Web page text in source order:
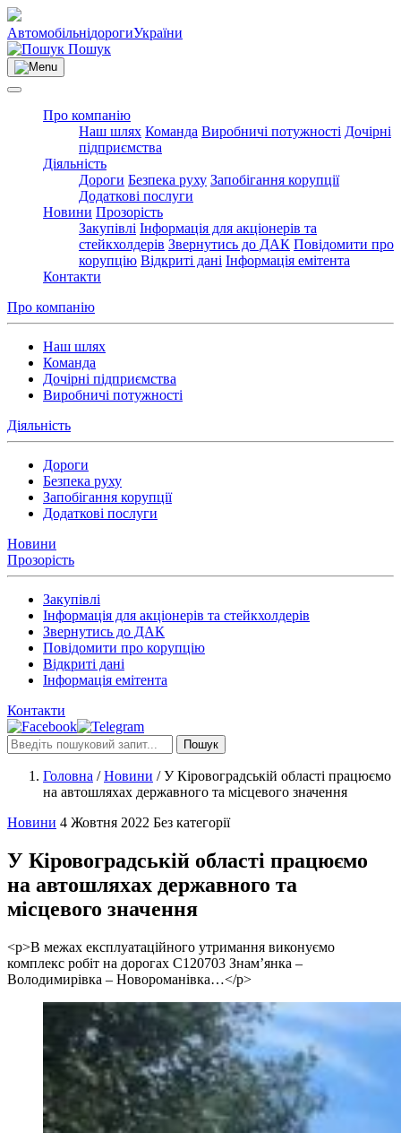
АвтомобільнідорогиУкраїни
Пошук
Про компанію
Наш шлях Команда Виробничі потужності Дочірні
підприємства
Діяльність
Дороги Безпека руху Запобігання корупції
Додаткові послуги
Новини Прозорість
Закупівлі Інформація для акціонерів та
стейкхолдерів Звернутись до ДАК Повідомити про
корупцію Відкриті дані Інформація емітента
Контакти
Про компанію
Наш шлях
Команда
Дочірні підприємства
Виробничі потужності
Діяльність
Дороги
Безпека руху
Запобігання корупції
Додаткові послуги
Новини
Прозорість
Закупівлі
Інформація для акціонерів та стейкхолдерів
Звернутись до ДАК
Повідомити про корупцію
Відкриті дані
Інформація емітента
Контакти
Пошук
Головна /Новини /У Кіровоградській області працюємо
на автошляхах державного та місцевого значення
Новини 4 Жовтня 2022 Без категорії
У Кіровоградській області працюємо
на автошляхах державного та
місцевого значення
<p>В межах експлуатаційного утримання виконуємо
комплекс робіт на дорогах С120703 Знам’янка –
Володимирівка – Новороманівка…</p>